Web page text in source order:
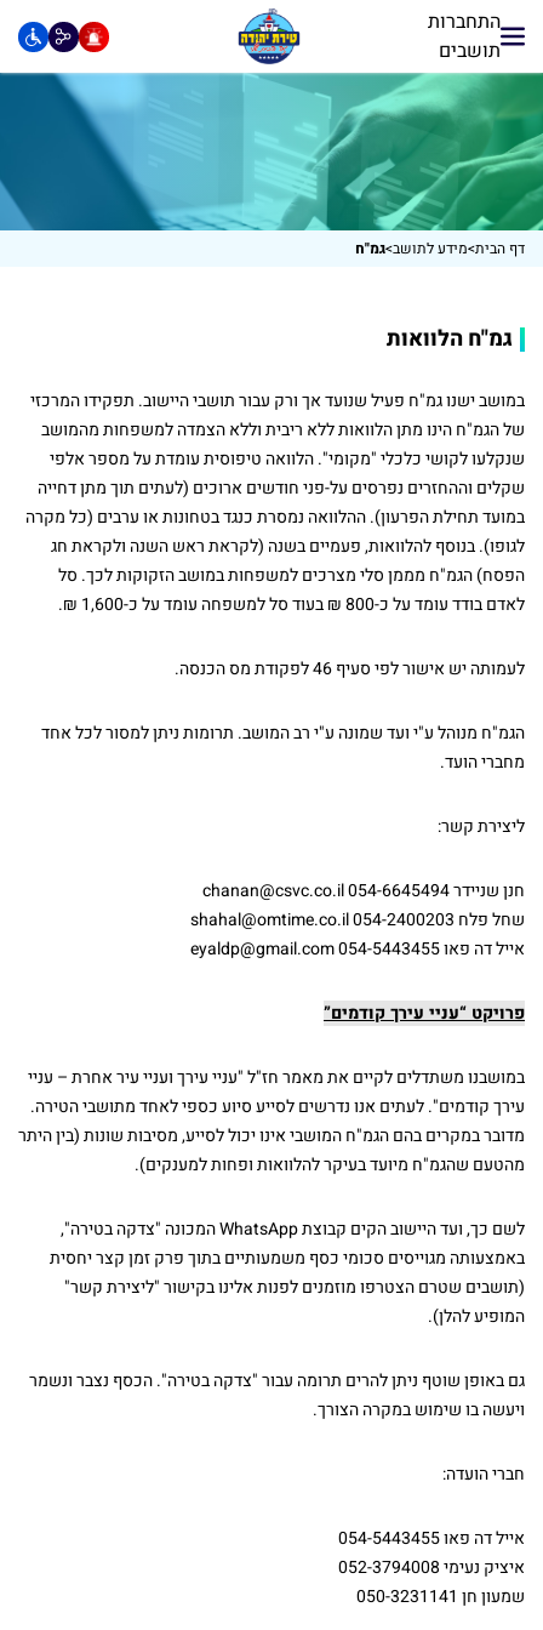
התחברות
תושבים
דף הבית>מידע לתושב>גמ"ח
גמ"ח הלוואות
במושב ישנו גמ"ח פעיל שנועד אך ורק עבור תושבי היישוב. תפקידו המרכזי
של הגמ"ח הינו מתן הלוואות ללא ריבית וללא הצמדה למשפחות מהמושב
שנקלעו לקושי כלכלי "מקומי". הלוואה טיפוסית עומדת על מספר אלפי
שקלים וההחזרים נפרסים על-פני חודשים ארוכים (לעתים תוך מתן דחייה
במועד תחילת הפרעון). ההלוואה נמסרת כנגד בטחונות או ערבים (כל מקרה
לגופו). בנוסף להלוואות, פעמיים בשנה (לקראת ראש השנה ולקראת חג
הפסח) הגמ"ח מממן סלי מצרכים למשפחות במושב הזקוקות לכך. סל
לאדם בודד עומד על כ-800 ₪ בעוד סל למשפחה עומד על כ-1,600 ₪.
לעמותה יש אישור לפי סעיף 46 לפקודת מס הכנסה.
הגמ"ח מנוהל ע"י ועד שמונה ע"י רב המושב. תרומות ניתן למסור לכל אחד
מחברי הועד.
ליצירת קשר:
חנן שניידר054-6645494
chanan@csvc.co.il
שחל פלח 054-2400203
shahal@omtime.co.il
אייל דה פאו054-5443455
eyaldp@gmail.com
פרויקט “עניי עירך קודמים”
במושבנו משתדלים לקיים את מאמר חז"ל "עניי עירך ועניי עיר אחרת – עניי
עירך קודמים". לעתים אנו נדרשים לסייע סיוע כספי לאחד מתושבי הטירה.
מדובר במקרים בהם הגמ"ח המושבי אינו יכול לסייע, מסיבות שונות (בין היתר
מהטעם שהגמ"ח מיועד בעיקר להלוואות ופחות למענקים).
לשם כך, ועד היישוב הקים קבוצת WhatsApp המכונה "צדקה בטירה",
באמצעותה מגוייסים סכומי כסף משמעותיים בתוך פרק זמן קצר יחסית
(תושבים שטרם הצטרפו מוזמנים לפנות אלינו בקישור "ליצירת קשר"
המופיע להלן).
גם באופן שוטף ניתן להרים תרומה עבור "צדקה בטירה". הכסף נצבר ונשמר
ויעשה בו שימוש במקרה הצורך.
חברי הועדה:
אייל דה פאו054-5443455
איציק נעימי052-3794008
שמעון חן 050-3231141